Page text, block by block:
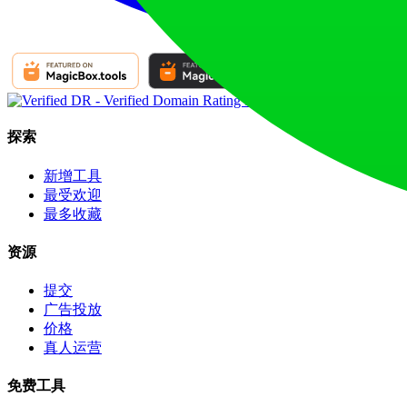
探索
新增工具
最受欢迎
最多收藏
资源
提交
广告投放
价格
真人运营
免费工具